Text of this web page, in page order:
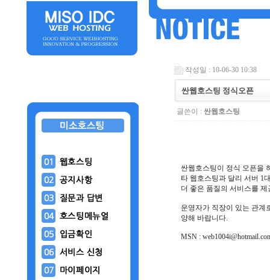
작성일 : 10-06-30 10:38
싼웹호스팅 정식오픈
글쓴이 : 싼웹호스팅
싼웹호스팅이 정식 오픈을
타 웹호스팅과 달리 서버 1
더 좋은 품질의 서비스를
운영자가 직장이 있는 관계
양해 바랍니다.
MSN :